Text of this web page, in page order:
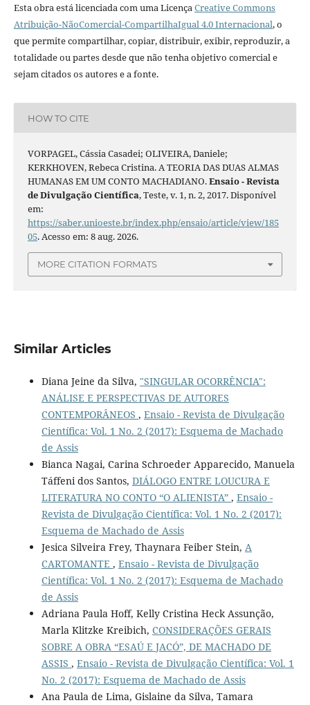
Esta obra está licenciada com uma LicençaCreative Commons
Atribuição-NãoComercial-CompartilhaIgual 4.0 Internacional, o
que permite compartilhar, copiar, distribuir, exibir, reproduzir, a
totalidade ou partes desde que não tenha objetivo comercial e
sejam citados os autores e a fonte.
HOW TO CITE
VORPAGEL, Cássia Casadei; OLIVEIRA, Daniele;
KERKHOVEN, Rebeca Cristina. A TEORIA DAS DUAS ALMAS
HUMANAS EM UM CONTO MACHADIANO.Ensaio - Revista
de Divulgação Científica, Teste, v. 1, n. 2, 2017. Disponível
em:
https://saber.unioeste.br/index.php/ensaio/article/view/185
05. Acesso em: 8 aug. 2026.
MORE CITATION FORMATS
Similar Articles
Diana Jeine da Silva, "SINGULAR OCORRÊNCIA":
ANÁLISE E PERSPECTIVAS DE AUTORES
CONTEMPORÂNEOS , Ensaio - Revista de Divulgação
Científica: Vol. 1 No. 2 (2017): Esquema de Machado
de Assis
Bianca Nagai, Carina Schroeder Apparecido, Manuela
Táffeni dos Santos, DIÁLOGO ENTRE LOUCURA E
LITERATURA NO CONTO “O ALIENISTA” , Ensaio -
Revista de Divulgação Científica: Vol. 1 No. 2 (2017):
Esquema de Machado de Assis
Jesica Silveira Frey, Thaynara Feiber Stein, A
CARTOMANTE , Ensaio - Revista de Divulgação
Científica: Vol. 1 No. 2 (2017): Esquema de Machado
de Assis
Adriana Paula Hoff, Kelly Cristina Heck Assunção,
Marla Klitzke Kreibich, CONSIDERAÇÕES GERAIS
SOBRE A OBRA “ESAÚ E JACÓ”, DE MACHADO DE
ASSIS , Ensaio - Revista de Divulgação Científica: Vol. 1
No. 2 (2017): Esquema de Machado de Assis
Ana Paula de Lima, Gislaine da Silva, Tamara